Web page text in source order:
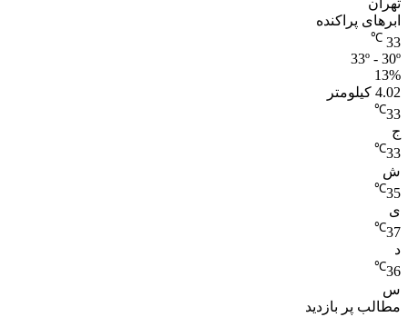
ابرهای پراکنده
33
℃
33º - 30º
13%
4.02 کیلومتر
33
℃
ج
33
℃
ش
35
℃
ی
37
℃
د
36
℃
س
مطالب پر بازدید